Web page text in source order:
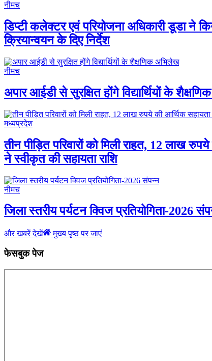
नीमच
डिप्टी कलेक्टर एवं परियोजना अधिकारी डूडा ने
क्रियान्वयन के दिए निर्देश
नीमच
अपार आईडी से सुरक्षित होंगे विद्यार्थियों के
मध्यप्रदेश
तीन पीड़ित परिवारों को मिली राहत, 12 लाख
ने स्वीकृत की सहायता राशि
नीमच
जिला स्तरीय पर्यटन क्विज प्रतियोगिता-2026
और खबरें देखें मुख्य पृष्ठ पर जाएं
फेसबुक पेज